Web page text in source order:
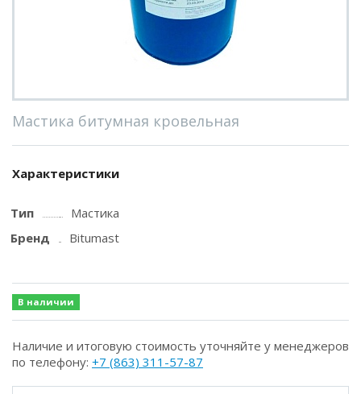
Мастика битумная кровельная
Характеристики
Тип
Мастика
Бренд
Bitumast
В наличии
Наличие и итоговую стоимость уточняйте у менеджеров
по телефону: +7 (863) 311-57-87